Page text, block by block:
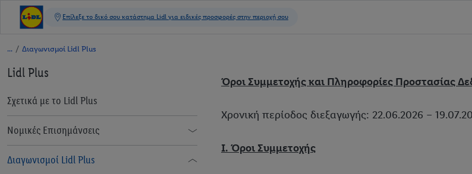
/ Διαγωνισμοί Lidl Plus
Lidl Plus
Σχετικά με το Lidl Plus
Νομικές Επισημάνσεις
Όροι συμμετοχής
Διαγωνισμοί Lidl Plus
Όροι Συμμετοχής και Πληροφορίες Προστασίας
Χρονική περίοδος διεξαγωγής: 22.06.2026 –
Ι. Όροι Συμμετοχής